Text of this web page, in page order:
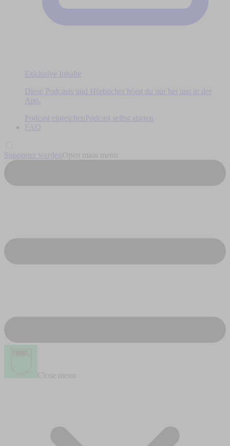
Exklusive Inhalte
Diese Podcasts und Hörbücher hörst du nur bei uns in der
App.
Podcast einreichen
Podcast selbst starten
FAQ
Supporter werden Open main menu
Close menu